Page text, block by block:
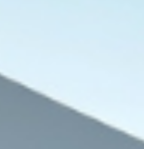
نادر فتوح يكتب: محمد